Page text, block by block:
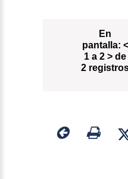
En
pantalla: <
1 a 2 > de
2